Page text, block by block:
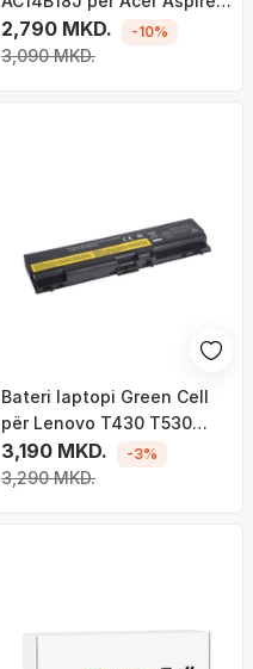
11 ES1-111M ES1-131 E 15
ES1-512 Chromebook 11
2,790 MKD.
3,090 MKD.
-10%
Bateri laptopi Green Cell
për Lenovo T430 T530
W530
3,190 MKD.
3,290 MKD.
-3%